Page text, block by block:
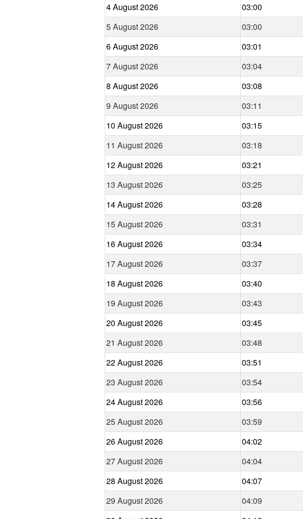
4 August 2026
03:00
5 August 2026
03:00
6 August 2026
03:01
7 August 2026
03:04
8 August 2026
03:08
9 August 2026
03:11
10 August 2026
03:15
11 August 2026
03:18
12 August 2026
03:21
13 August 2026
03:25
14 August 2026
03:28
15 August 2026
03:31
16 August 2026
03:34
17 August 2026
03:37
18 August 2026
03:40
19 August 2026
03:43
20 August 2026
03:45
21 August 2026
03:48
22 August 2026
03:51
23 August 2026
03:54
24 August 2026
03:56
25 August 2026
03:59
26 August 2026
04:02
27 August 2026
04:04
28 August 2026
04:07
29 August 2026
04:09